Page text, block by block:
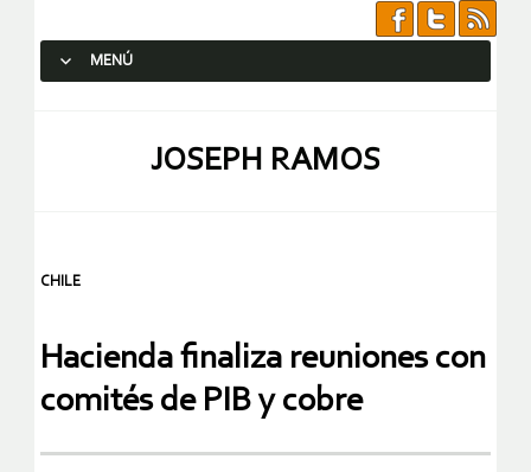
MENÚ
JOSEPH RAMOS
CHILE
Hacienda finaliza reuniones con
comités de PIB y cobre